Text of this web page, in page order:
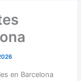
en Barcelona